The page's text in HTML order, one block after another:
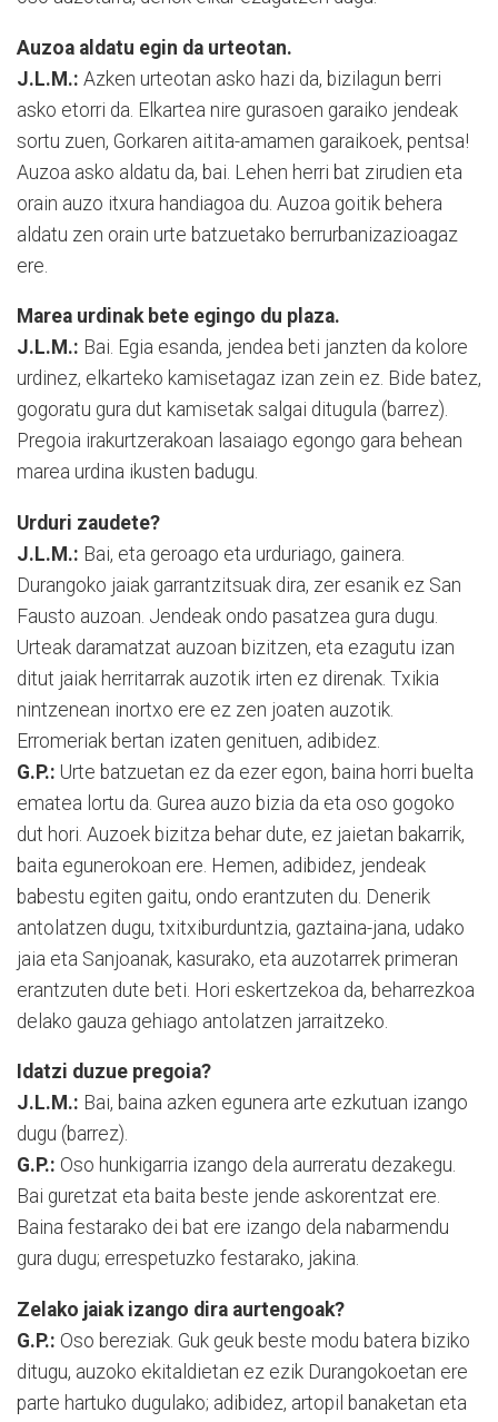
Auzoa aldatu egin da urteotan.
J.L.M.: Azken urteotan asko hazi da, bizilagun berri
asko etorri da. Elkartea nire gurasoen garaiko jendeak
sortu zuen, Gorkaren aitita-amamen garaikoek, pentsa!
Auzoa asko aldatu da, bai. Lehen herri bat zirudien eta
orain auzo itxura handiagoa du. Auzoa goitik behera
aldatu zen orain urte batzuetako berrurbanizazioagaz
ere.
Marea urdinak bete egingo du plaza.
J.L.M.: Bai. Egia esanda, jendea beti janzten da kolore
urdinez, elkarteko kamisetagaz izan zein ez. Bide batez,
gogoratu gura dut kamisetak salgai ditugula (barrez).
Pregoia irakurtzerakoan lasaiago egongo gara behean
marea urdina ikusten badugu.
Urduri zaudete?
J.L.M.: Bai, eta geroago eta urduriago, gainera.
Durangoko jaiak garrantzitsuak dira, zer esanik ez San
Fausto auzoan. Jendeak ondo pasatzea gura dugu.
Urteak daramatzat auzoan bizitzen, eta ezagutu izan
ditut jaiak herritarrak auzotik irten ez direnak. Txikia
nintzenean inortxo ere ez zen joaten auzotik.
Erromeriak bertan izaten genituen, adibidez.
G.P.: Urte batzuetan ez da ezer egon, baina horri buelta
ematea lortu da. Gurea auzo bizia da eta oso gogoko
dut hori. Auzoek bizitza behar dute, ez jaietan bakarrik,
baita egunerokoan ere. Hemen, adibidez, jendeak
babestu egiten gaitu, ondo erantzuten du. Denerik
antolatzen dugu, txitxiburduntzia, gaztaina-jana, udako
jaia eta Sanjoanak, kasurako, eta auzotarrek primeran
erantzuten dute beti. Hori eskertzekoa da, beharrezkoa
delako gauza gehiago antolatzen jarraitzeko.
Idatzi duzue pregoia?
J.L.M.: Bai, baina azken egunera arte ezkutuan izango
dugu (barrez).
G.P.: Oso hunkigarria izango dela aurreratu dezakegu.
Bai guretzat eta baita beste jende askorentzat ere.
Baina festarako dei bat ere izango dela nabarmendu
gura dugu; errespetuzko festarako, jakina.
Zelako jaiak izango dira aurtengoak?
G.P.: Oso bereziak. Guk geuk beste modu batera biziko
ditugu, auzoko ekitaldietan ez ezik Durangokoetan ere
parte hartuko dugulako; adibidez, artopil banaketan eta